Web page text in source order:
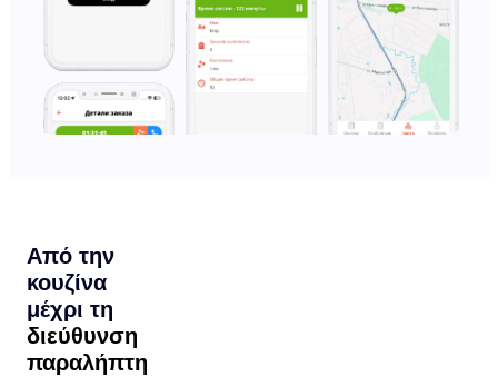
Από την
κουζίνα
μέχρι τη
διεύθυνση
παραλήπτη